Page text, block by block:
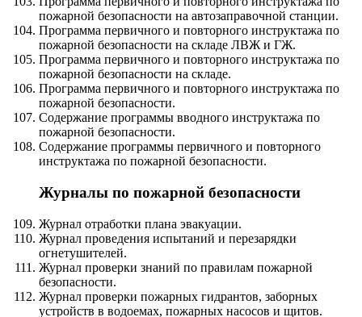
пожарной безопасности на автозаправочной станции.
Программа первичного и повторного инструктажа по
пожарной безопасности на складе ЛВЖ и ГЖ.
Программа первичного и повторного инструктажа по
пожарной безопасности на складе.
Программа первичного и повторного инструктажа по
пожарной безопасности.
Содержание программы вводного инструктажа по
пожарной безопасности.
Содержание программы первичного и повторного
инструктажа по пожарной безопасности.
Журналы по пожарной безопасности
Журнал отработки плана эвакуации.
Журнал проведения испытаний и перезарядки
огнетушителей.
Журнал проверки знаний по правилам пожарной
безопасности.
Журнал проверки пожарных гидрантов, заборных
устройств в водоемах, пожарных насосов и щитов.